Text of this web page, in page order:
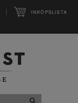
| INKÖPSLISTA